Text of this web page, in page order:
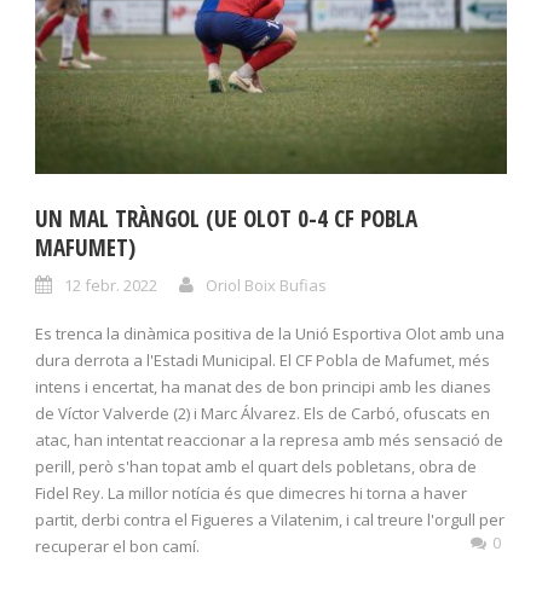
UN MAL TRÀNGOL (UE OLOT 0-4 CF POBLA
MAFUMET)
12 febr. 2022 Oriol Boix Bufias
Es trenca la dinàmica positiva de la Unió Esportiva Olot amb una
dura derrota a l'Estadi Municipal. El CF Pobla de Mafumet, més
intens i encertat, ha manat des de bon principi amb les dianes
de Víctor Valverde (2) i Marc Álvarez. Els de Carbó, ofuscats en
atac, han intentat reaccionar a la represa amb més sensació de
perill, però s'han topat amb el quart dels pobletans, obra de
Fidel Rey. La millor notícia és que dimecres hi torna a haver
partit, derbi contra el Figueres a Vilatenim, i cal treure l'orgull per
recuperar el bon camí.
0